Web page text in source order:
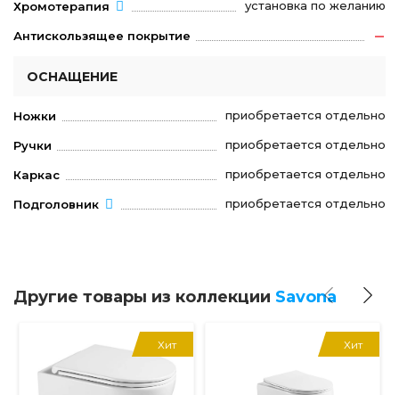
Хромотерапия установка по желанию
Антискользящее покрытие
ОСНАЩЕНИЕ
Ножки приобретается отдельно
Ручки приобретается отдельно
Каркас приобретается отдельно
Подголовник приобретается отдельно
Другие товары из коллекции Savona
Хит Хит